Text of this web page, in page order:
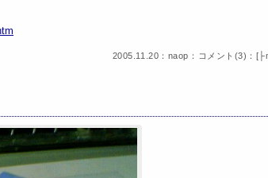
2005.11.20：naop： コメント(3) ：[